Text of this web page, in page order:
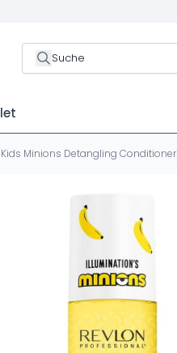
Suche
Kids Minions Detangling Conditioner